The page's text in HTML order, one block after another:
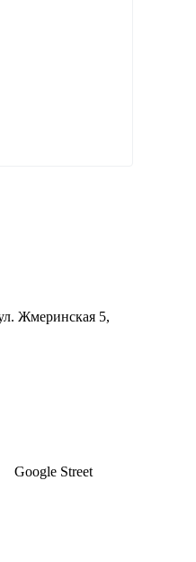
Жмеринская 5,
Google Street